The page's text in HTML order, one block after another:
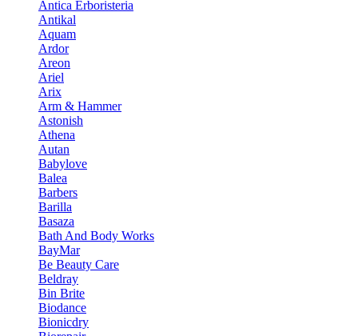
Antica Erboristeria
Antikal
Aquam
Ardor
Areon
Ariel
Arix
Arm & Hammer
Astonish
Athena
Autan
Babylove
Balea
Barbers
Barilla
Basaza
Bath And Body Works
BayMar
Be Beauty Care
Beldray
Bin Brite
Biodance
Bionicdry